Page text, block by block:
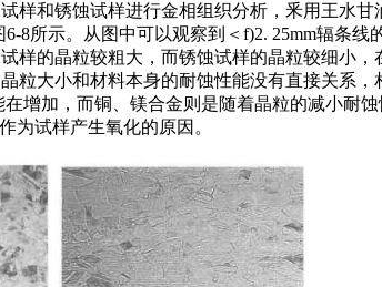
样和锈蚀试样进行金相组织分析，釆用王水甘
8所示。从图中可以观察到＜f)2. 25mm辐条线
样的晶粒较粗大，而锈蚀试样的晶粒较细小，
粒大小和材料本身的耐蚀性能没有直接关系，
增加，而铜、镁合金则是随着晶粒的减小耐
为试样产生氧化的原因。